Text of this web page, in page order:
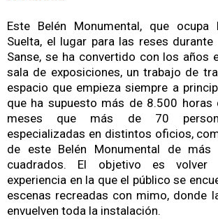
Este Belén Monumental, que
Suelta, el lugar para las reses
Sanse, se ha convertido con los años
sala de exposiciones, un trabajo de
espacio que empieza siempre a
que ha supuesto más de 8.500 horas
meses que más de 70
especializadas en distintos oficios,
de este Belén Monumental de
cuadrados. El objetivo es
experiencia en la que el público se
escenas recreadas con mimo, donde
envuelven toda la instalación.